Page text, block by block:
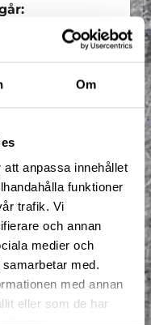
Om
anpassa innehållet
funktioner
trafik. Vi
och annan
medier och
med.
med annan
eller som de har
torsdag.
det finns en
kan köpa
står
tröjstorlek,
kunna dra